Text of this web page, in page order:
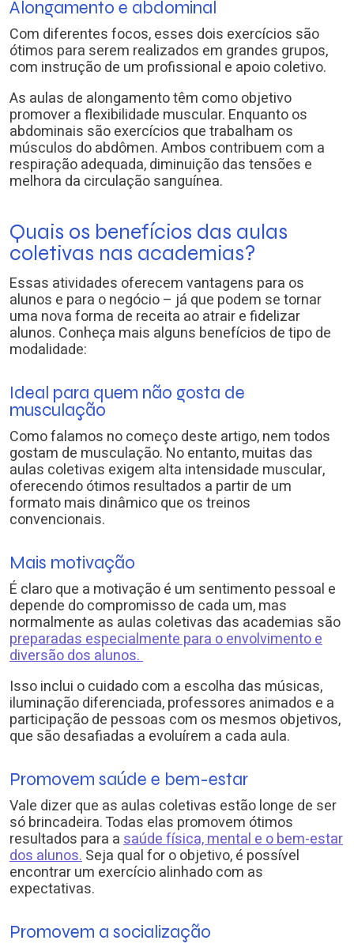
Alongamento e abdominal
Com diferentes focos, esses dois exercícios são
ótimos para serem realizados em grandes grupos,
com instrução de um profissional e apoio coletivo.
As aulas de alongamento têm como objetivo
promover a flexibilidade muscular. Enquanto os
abdominais são exercícios que trabalham os
músculos do abdômen. Ambos contribuem com a
respiração adequada, diminuição das tensões e
melhora da circulação sanguínea.
Quais os benefícios das aulas
coletivas nas academias?
Essas atividades oferecem vantagens para os
alunos e para o negócio – já que podem se tornar
uma nova forma de receita ao atrair e fidelizar
alunos. Conheça mais alguns benefícios de tipo de
modalidade:
Ideal para quem não gosta de
musculação
Como falamos no começo deste artigo, nem todos
gostam de musculação. No entanto, muitas das
aulas coletivas exigem alta intensidade muscular,
oferecendo ótimos resultados a partir de um
formato mais dinâmico que os treinos
convencionais.
Mais motivação
É claro que a motivação é um sentimento pessoal e
depende do compromisso de cada um, mas
normalmente as aulas coletivas das academias são
preparadas especialmente para o envolvimento e
diversão dos alunos.
Isso inclui o cuidado com a escolha das músicas,
iluminação diferenciada, professores animados e a
participação de pessoas com os mesmos objetivos,
que são desafiadas a evoluírem a cada aula.
Promovem saúde e bem-estar
Vale dizer que as aulas coletivas estão longe de ser
só brincadeira. Todas elas promovem ótimos
resultados para asaúde física, mental e o bem-estar
dos alunos.Seja qual for o objetivo, é possível
encontrar um exercício alinhado com as
expectativas.
Promovem a socialização